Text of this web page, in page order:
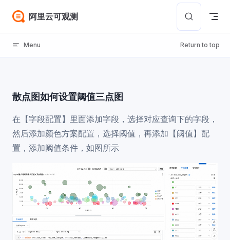
Skip to content
阿里云可观测
Menu Return to top
散点图如何设置阈值三点图
在【字段配置】里面添加字段，选择对应查询下的字段，
然后添加颜色方案配置，选择阈值，再添加【阈值】配
置，添加阈值条件，如图所示